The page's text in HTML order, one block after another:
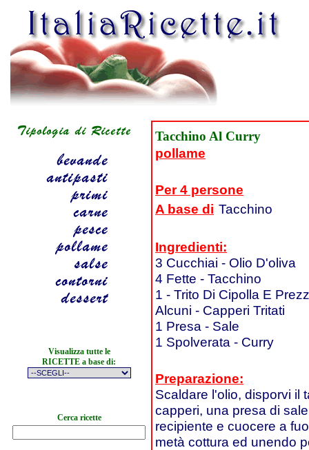
Visualizza tutte le
RICETTE a base di:
Cerca ricette
Tacchino Al Curry
pollame
Per 4 persone
A base di Tacchino
Ingredienti:
3 Cucchiai - Olio D'oliva
4 Fette - Tacchino
1 - Trito Di Cipolla E
Alcuni - Capperi Tritati
1 Presa - Sale
1 Spolverata - Curry
Preparazione:
Scaldare l'olio, disporvi il
capperi, una presa di
recipiente e cuocere a
metà cottura ed unendo